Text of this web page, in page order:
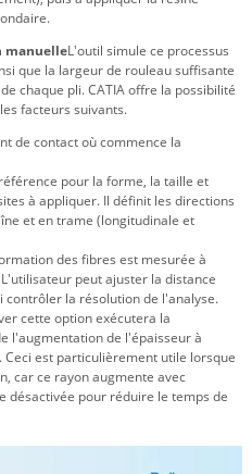
manuelleL'outil simule ce processus
que la largeur de rouleau suffisante
chaque pli. CATIA offre la possibilité
facteurs suivants.
de contact où commence la
pour la forme, la taille et
à appliquer. Il définit les directions
et en trame (longitudinale et
des fibres est mesurée à
peut ajuster la distance
la résolution de l'analyse.
cette option exécutera la
l'augmentation de l'épaisseur à
est particulièrement utile lorsque
car ce rayon augmente avec
désactivée pour réduire le temps de